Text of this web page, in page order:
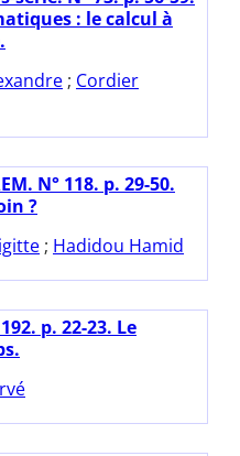
: le calcul à
; Cordier
N° 118. p. 29-50.
?
; Hadidou Hamid
p. 22-23. Le